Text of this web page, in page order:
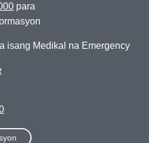
para
isang Medikal na Emergency